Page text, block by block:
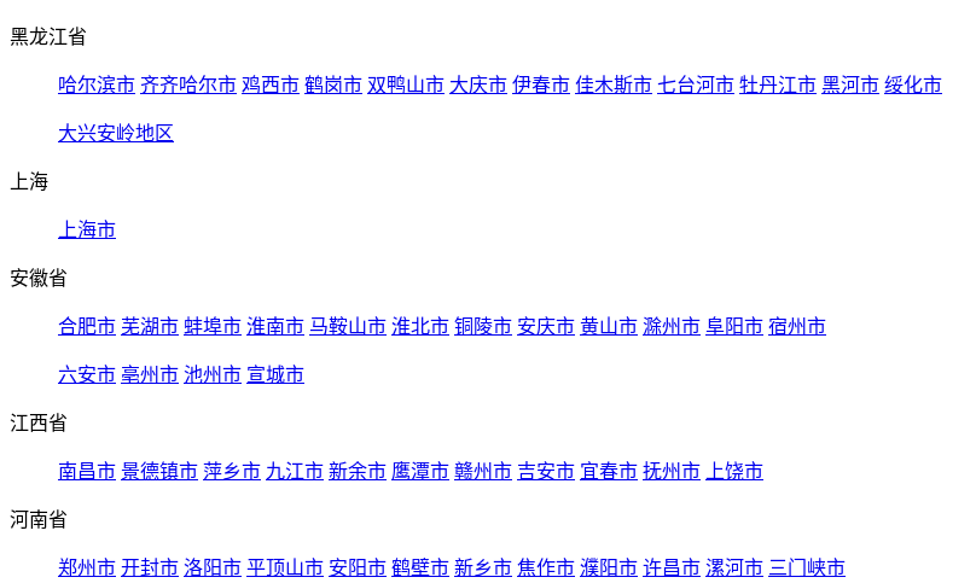
黑龙江省
哈尔滨市 齐齐哈尔市 鸡西市 鹤岗市 双鸭山市 大庆市 伊春市 佳木斯市 七台河市 牡丹江市 黑河市 绥化市
大兴安岭地区
上海
上海市
安徽省
合肥市 芜湖市 蚌埠市 淮南市 马鞍山市 淮北市 铜陵市 安庆市 黄山市 滁州市 阜阳市 宿州市
六安市 亳州市 池州市 宣城市
江西省
南昌市 景德镇市 萍乡市 九江市 新余市 鹰潭市 赣州市 吉安市 宜春市 抚州市 上饶市
河南省
郑州市 开封市 洛阳市 平顶山市 安阳市 鹤壁市 新乡市 焦作市 濮阳市 许昌市 漯河市 三门峡市